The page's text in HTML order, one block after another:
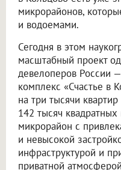
микрорайонов,
и водоемами.
Сегодня в этом
масштабный проект
девелоперов России
комплекс «Счастье в
на три тысячи
142 тысяч
микрорайон с
и невысокой
инфраструктурой и
приватной